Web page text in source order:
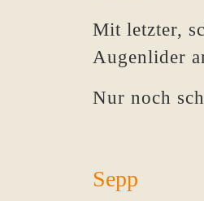
Mit letzter,
Augenlider
Nur noch
Sepp